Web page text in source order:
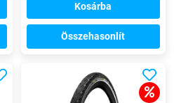
Kosárba
Összehasonlít